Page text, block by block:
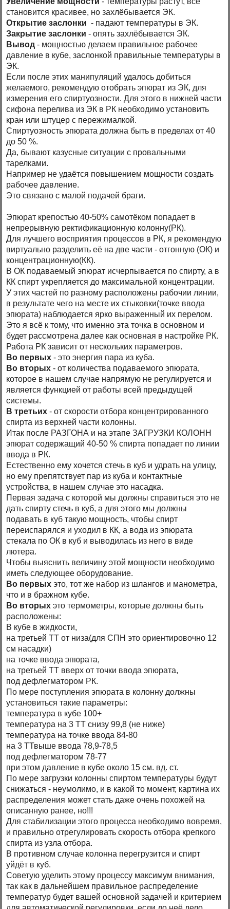
становится красивее, но захлёбывается ЭК.
Открытие заслонки - падают температуры в ЭК.
Закрытие заслонки - опять захлёбывается ЭК.
Вывод - мощностью делаем правильное рабочее
давление в кубе, заслонкой правильные температуры в
ЭК.
Если после этих манипуляций удалось добиться
желаемого, рекомендую отобрать эпюрат из ЭК, для
измерения его спиртуозности. Для этого в нижней части
сифона перелива из ЭК в РК необходимо установить
кран или штуцер с пережималкой.
Спиртуозность эпюрата должна быть в пределах от 40
до 50 %.
Да, бывают казусные ситуации с провальными
тарелками.
Например не удаётся повышением мощности создать
рабочее давление.
Это связано с малой подачей браги.
Эпюрат крепостью 40-50% самотёком попадает в
непрерывную ректификационную колонну(РК).
Для лучшего восприятия процессов в РК, я рекомендую
виртуально разделить её на две части - отгонную (ОК) и
концентрационную(КК).
В ОК подаваемый эпюрат исчерпывается по спирту, а в
КК спирт укрепляется до максимальной концентрации.
У этих частей по разному расположены рабочии линии,
в результате чего на месте их стыковки(точке ввода
эпюрата) наблюдается ярко выраженный их перелом.
Это я всё к тому, что именно эта точка в основном и
будет рассмотрена далее как основная в настройке РК.
Работа РК зависит от нескольких параметров.
Во первых - это энергия пара из куба.
Во вторых - от количества подаваемого эпюрата,
которое в нашем случае напрямую не регулируется и
является функцией от работы всей предыдущей
системы.
В третьих - от скорости отбора концентрированного
спирта из верхней части колонны.
Итак после РАЗГОНА и на этапе ЗАГРУЗКИ КОЛОНН
эпюрат содержащий 40-50 % спирта попадает по линии
ввода в РК.
Естественно ему хочется стечь в куб и удрать на улицу,
но ему препятствует пар из куба и контактные
устройства, в нашем случае это насадка.
Первая задача с которой мы должны справиться это не
дать спирту стечь в куб, а для этого мы должны
подавать в куб такую мощность, чтобы спирт
переиспарялся и уходил в КК, а вода из эпюрата
стекала по ОК в куб и выводилась из него в виде
лютера.
Чтобы выяснить величину этой мощности необходимо
иметь следующее оборудование.
Во первых это, тот же набор из шлангов и манометра,
что и в бражном кубе.
Во вторых это термометры, которые должны быть
расположены:
В кубе в жидкости,
на третьей ТТ от низа(для СПН это ориентировочно 12
см насадки)
на точке ввода эпюрата,
на третьей ТТ вверх от точки ввода эпюрата,
под дефлегматором РК.
По мере поступления эпюрата в колонну должны
установиться такие параметры:
температура в кубе 100+
температура на 3 ТТ снизу 99,8 (не ниже)
температура на точке ввода 84-80
на 3 ТТвыше ввода 78,9-78,5
под дефлегматором 78-77
при этом давление в кубе около 15 см. вд. ст.
По мере загрузки колонны спиртом температуры будут
снижаться - неумолимо, и в какой то момент, картина их
распределения может стать даже очень похожей на
описанную ранее, но!!!
Для стабилизации этого процесса необходимо вовремя,
и правильно отрегулировать скорость отбора крепкого
спирта из узла отбора.
В противном случае колонна перегрузится и спирт
уйдёт в куб.
Советую уделить этому процессу максимум внимания,
так как в дальнейшем правильное распределение
температур будет вашей основной задачей и критерием